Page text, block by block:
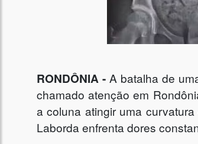
RONDÔNIA -A batalha de
chamado atenção em
a coluna atingir uma
Laborda enfrenta dores